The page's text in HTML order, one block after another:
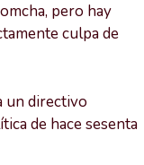
pero hay
culpa de
un directivo
de hace sesenta